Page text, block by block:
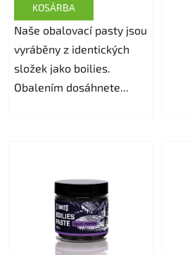
ből
5,0
csillag.
KOSÁRBA
Naše obalovací pasty jsou
vyráběny z identických
složek jako boilies.
Obalením dosáhnete...